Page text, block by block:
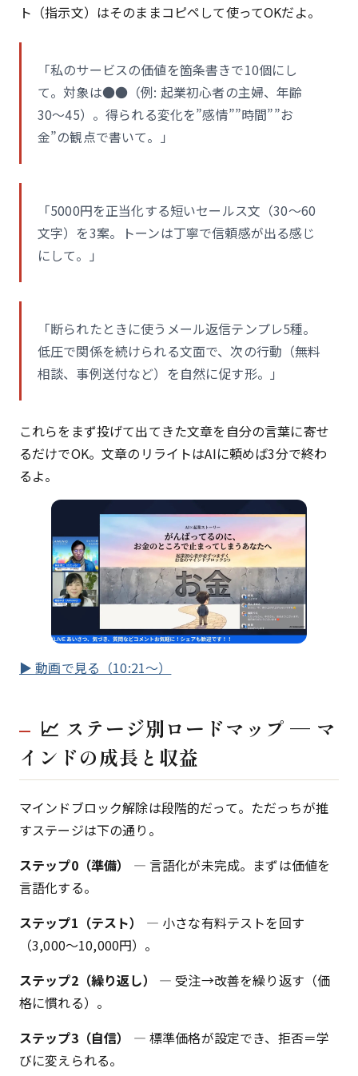
ト（指示文）はそのままコピペして使ってOKだよ。
「私のサービスの価値を箇条書きで10個にし
て。対象は●●（例: 起業初心者の主婦、年齢
30〜45）。得られる変化を”感情””時間””お
金”の観点で書いて。」
「5000円を正当化する短いセールス文（30〜60
文字）を3案。トーンは丁寧で信頼感が出る感じ
にして。」
「断られたときに使うメール返信テンプレ5種。
低圧で関係を続けられる文面で、次の行動（無料
相談、事例送付など）を自然に促す形。」
これらをまず投げて出てきた文章を自分の言葉に寄せ
るだけでOK。文章のリライトはAIに頼めば3分で終わ
るよ。
▶ 動画で見る（10:21〜）
📈 ステージ別ロードマップ — マ
インドの成長と収益
マインドブロック解除は段階的だって。ただっちが推
すステージは下の通り。
ステップ0（準備）
— 言語化が未完成。まずは価値を
言語化する。
ステップ1（テスト）
— 小さな有料テストを回す
（3,000〜10,000円）。
ステップ2（繰り返し）
— 受注→改善を繰り返す（価
格に慣れる）。
ステップ3（自信）
— 標準価格が設定でき、拒否＝学
びに変えられる。